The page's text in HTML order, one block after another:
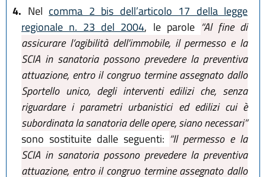
4. Nel comma 2 bis dell’articolo 17 della legge
regionale n. 23 del 2004, le parole “Al fine di
assicurare l’agibilità dell'immobile, il permesso e la
SCIA in sanatoria possono prevedere la preventiva
attuazione, entro il congruo termine assegnato dallo
Sportello unico, degli interventi edilizi che, senza
riguardare i parametri urbanistici ed edilizi cui è
subordinata la sanatoria delle opere, siano necessari”
sono sostituite dalle seguenti: “Il permesso e la
SCIA in sanatoria possono prevedere la preventiva
attuazione, entro il congruo termine assegnato dallo